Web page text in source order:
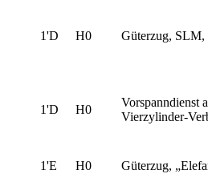
1'D H0 Güterzug,
1'D H0
Vorspanndienst
Vierzylinder-
1'E H0 Güterzug,